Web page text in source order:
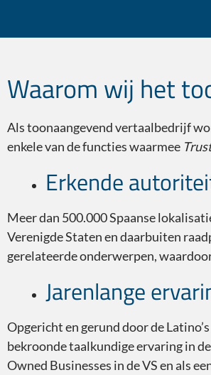
Wist je dat?
Waarom wij het
Als toonaangevend vertaalbedrijf
enkele van de functies waarmee
Erkende
Meer dan 500.000 Spaanse
Verenigde Staten en daarbuiten
gerelateerde onderwerpen,
Jarenlange
Opgericht en gerund door de Latino’s
bekroonde taalkundige ervaring in
Owned Businesses in de VS en als